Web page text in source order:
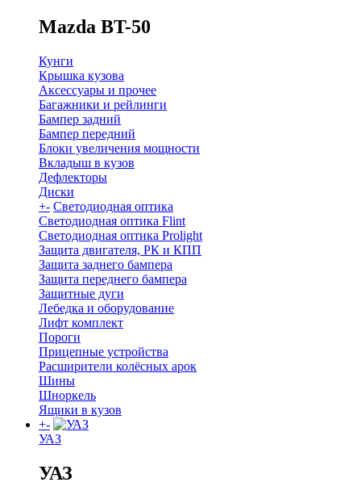
Mazda BT-50
Кунги
Крышка кузова
Аксессуары и прочее
Багажники и рейлинги
Бампер задний
Бампер передний
Блоки увеличения мощности
Вкладыш в кузов
Дефлекторы
Диски
+- Светодиодная оптика
Светодиодная оптика Flint
Светодиодная оптика Prolight
Защита двигателя, РК и КПП
Защита заднего бампера
Защита переднего бампера
Защитные дуги
Лебедка и оборудование
Лифт комплект
Пороги
Прицепные устройства
Расширители колёсных арок
Шины
Шноркель
Ящики в кузов
+-
УАЗ
УАЗ